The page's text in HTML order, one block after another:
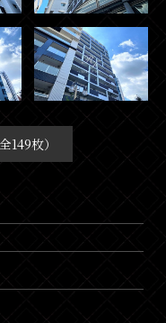
149枚）